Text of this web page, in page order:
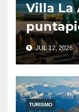
Villa La
en la
para
mayor
JUL 12, 2026
TURISMO